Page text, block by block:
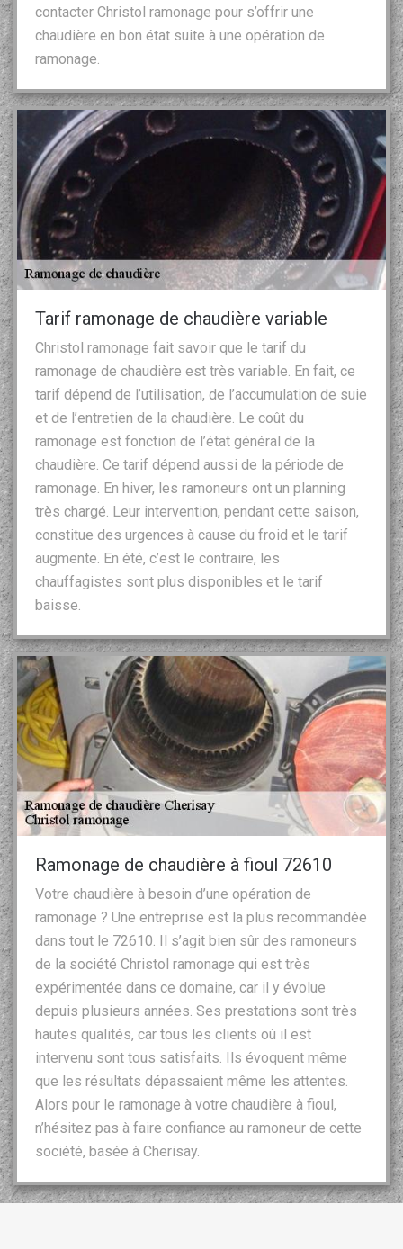
contacter Christol ramonage pour s’offrir une
chaudière en bon état suite à une opération de
ramonage.
Tarif ramonage de chaudière variable
Christol ramonage fait savoir que le tarif du
ramonage de chaudière est très variable. En fait, ce
tarif dépend de l’utilisation, de l’accumulation de suie
et de l’entretien de la chaudière. Le coût du
ramonage est fonction de l’état général de la
chaudière. Ce tarif dépend aussi de la période de
ramonage. En hiver, les ramoneurs ont un planning
très chargé. Leur intervention, pendant cette saison,
constitue des urgences à cause du froid et le tarif
augmente. En été, c’est le contraire, les
chauffagistes sont plus disponibles et le tarif
baisse.
Ramonage de chaudière à fioul 72610
Votre chaudière à besoin d’une opération de
ramonage ? Une entreprise est la plus recommandée
dans tout le 72610. Il s’agit bien sûr des ramoneurs
de la société Christol ramonage qui est très
expérimentée dans ce domaine, car il y évolue
depuis plusieurs années. Ses prestations sont très
hautes qualités, car tous les clients où il est
intervenu sont tous satisfaits. Ils évoquent même
que les résultats dépassaient même les attentes.
Alors pour le ramonage à votre chaudière à fioul,
n’hésitez pas à faire confiance au ramoneur de cette
société, basée à Cherisay.